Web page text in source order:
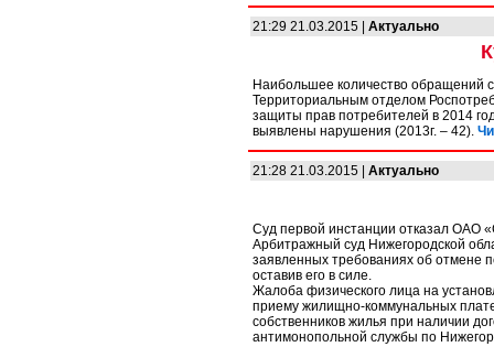
21:29 21.03.2015 | Актуально
Наибольшее количество обращений
Территориальным отделом
защиты прав потребителей в 2014
выявлены нарушения (2013г. – 42).
21:28 21.03.2015 | Актуально
Суд первой инстанции отказал ОАО
Арбитражный суд Нижегородской
заявленных требованиях об отмене
оставив его в силе.
Жалоба физического лица на
приему жилищно-коммунальных
собственников жилья при наличии
антимонопольной службы по